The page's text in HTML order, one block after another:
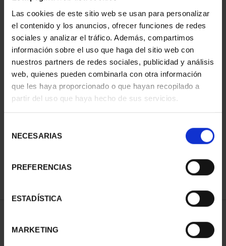
Las cookies de este sitio web se usan para personalizar
el contenido y los anuncios, ofrecer funciones de redes
sociales y analizar el tráfico. Además, compartimos
información sobre el uso que haga del sitio web con
nuestros partners de redes sociales, publicidad y análisis
web, quienes pueden combinarla con otra información
que les haya proporcionado o que hayan recopilado a
partir del uso que haya hecho de sus servicios.
NECESARIAS
PREFERENCIAS
ESTADÍSTICA
MARKETING
CAPITALES DE
PROVINCIA COLECCION
3.796,00 €